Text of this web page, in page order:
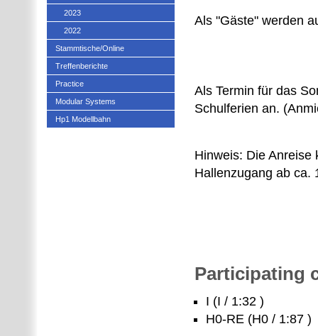
Als "Gäste" werden
Als Termin für das
Schulferien an.
Hinweis: Die Anreise
Hallenzugang ab ca.
Participating
I (I / 1:32 )
H0-RE (H0 / 1:87 )
2023
2022
Stammtische/Online
Treffenberichte
Practice
Modular Systems
Hp1 Modellbahn